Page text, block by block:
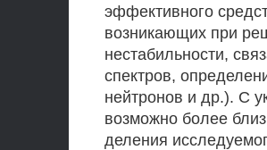
эффективного
возникающих при
нестабильности,
спектров,
нейтронов и др.). С
возможно более
деления